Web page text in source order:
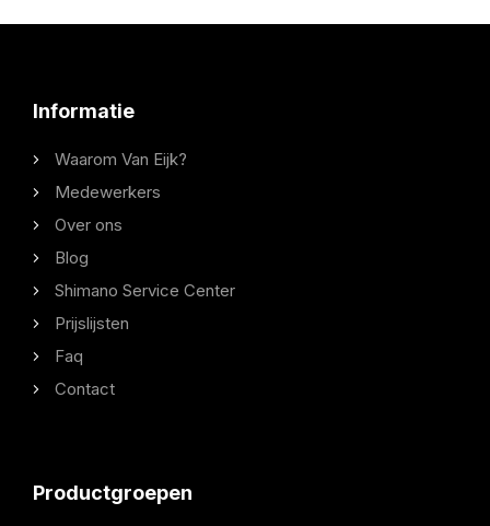
Informatie
Waarom Van Eijk?
Medewerkers
Over ons
Blog
Shimano Service Center
Prijslijsten
Faq
Contact
Productgroepen